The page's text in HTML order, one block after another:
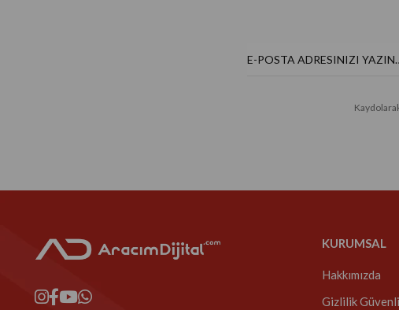
KURUMSAL
Hakkımızda
Gizlilik